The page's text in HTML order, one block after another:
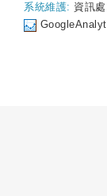
系統維護: 資訊處